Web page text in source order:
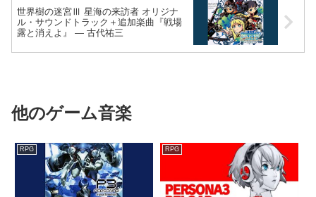
ジを追加しました。
世界樹の迷宮Ⅲ 星海の来訪者 オリジナ
ル・サウンドトラック＋追加楽曲『戦場
露と消えよ』 ― 古代祐三
他のゲーム音楽
RPG RPG